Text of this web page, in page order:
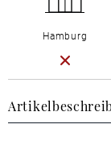
Hamburg